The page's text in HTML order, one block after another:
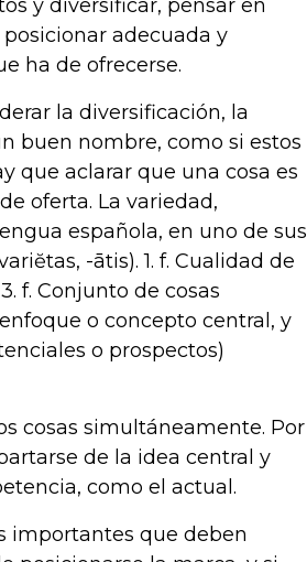
y diversificar, pensar en
adecuada y
ha de ofrecerse.
la diversificación, la
buen nombre, como si estos
que aclarar que una cosa es
oferta. La variedad,
española, en uno de sus
-ātis). 1. f. Cualidad de
f. Conjunto de cosas
o concepto central, y
o prospectos)
cosas simultáneamente. Por
de la idea central y
como el actual.
importantes que deben